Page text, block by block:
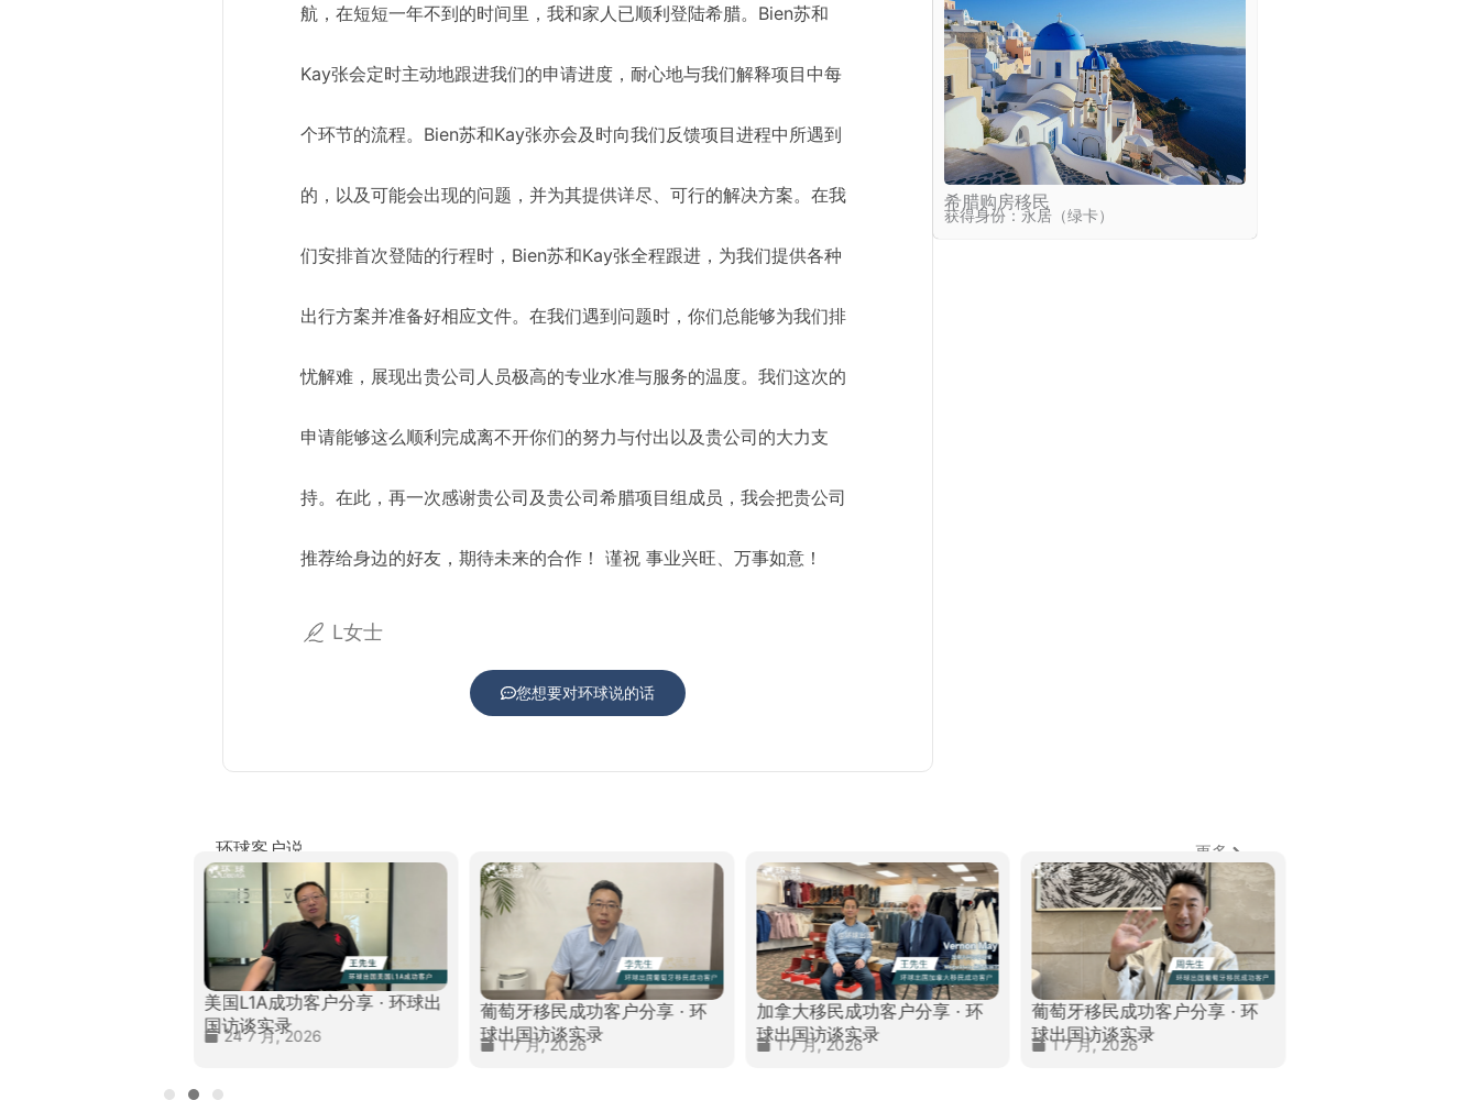
航，在短短一年不到的时间里，我和家人已顺利登陆希腊。Bien苏和
Kay张会定时主动地跟进我们的申请进度，耐心地与我们解释项目中每
个环节的流程。Bien苏和Kay张亦会及时向我们反馈项目进程中所遇到
的，以及可能会出现的问题，并为其提供详尽、可行的解决方案。在我
们安排首次登陆的行程时，Bien苏和Kay张全程跟进，为我们提供各种
出行方案并准备好相应文件。在我们遇到问题时，你们总能够为我们排
忧解难，展现出贵公司人员极高的专业水准与服务的温度。我们这次的
申请能够这么顺利完成离不开你们的努力与付出以及贵公司的大力支
持。在此，再一次感谢贵公司及贵公司希腊项目组成员，我会把贵公司
推荐给身边的好友，期待未来的合作！ 谨祝 事业兴旺、万事如意！
L女士
您想要对环球说的话
希腊购房移民
获得身份：永居（绿卡）
环球客户说 更多
葡萄牙移民成功客户分享 · 环
加拿大移民成功客户分享 · 环
球出国访谈实录
1 7 月, 2026
葡萄牙移民成功客户分享 · 环
球出国访谈实录
1 7 月, 2026
加拿大移民成功客户分享 · 环
球出国访谈实录
24 7 月, 2026
新加坡移民成功客户分享 · 环
球出国访谈实录
24 7 月, 2026